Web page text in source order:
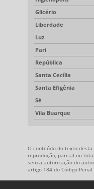
Glicério
Liberdade
Luz
Pari
República
Santa Cecília
Santa Efigênia
Sé
Vila Buarque
O conteúdo do texto
reprodução, parcial ou
sem a autorização do
artigo 184 do Código Penal